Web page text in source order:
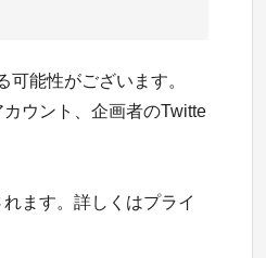
可能性がございます。
ウント、企画者のTwitte
ます。詳しくはプライ